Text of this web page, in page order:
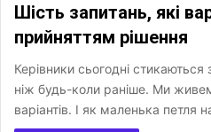
Шість запитань, які
прийняттям рішення
Керівники сьогодні стикаються
ніж будь-коли раніше. Ми
варіантів. І як маленька петля